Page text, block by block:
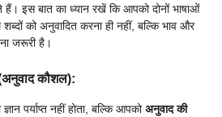
इस बात का ध्यान रखें कि आपको दोनों भाषाओं
शब्दों को अनुवादित करना ही नहीं, बल्कि भाव और
जरूरी है।
कौशल):
पर्याप्त नहीं होता, बल्कि आपकोअनुवाद की